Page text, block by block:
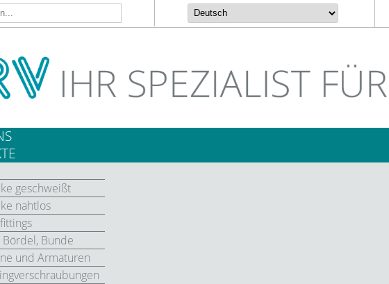
geschweißt
nahtlos
Bördel, Bunde
und Armaturen